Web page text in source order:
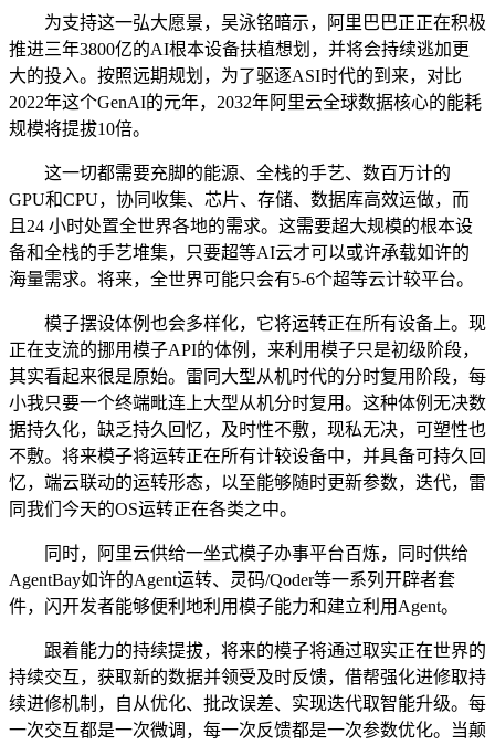
为支持这一弘大愿景，吴泳铭暗示，阿里巴巴正正在积极
推进三年3800亿的AI根本设备扶植想划，并将会持续逃加更
大的投入。按照远期规划，为了驱逐ASI时代的到来，对比
2022年这个GenAI的元年，2032年阿里云全球数据核心的能耗
规模将提拔10倍。
这一切都需要充脚的能源、全栈的手艺、数百万计的
GPU和CPU，协同收集、芯片、存储、数据库高效运做，而
且24 小时处置全世界各地的需求。这需要超大规模的根本设
备和全栈的手艺堆集，只要超等AI云才可以或许承载如许的
海量需求。将来，全世界可能只会有5-6个超等云计较平台。
模子摆设体例也会多样化，它将运转正在所有设备上。现
正在支流的挪用模子API的体例，来利用模子只是初级阶段，
其实看起来很是原始。雷同大型从机时代的分时复用阶段，每
小我只要一个终端毗连上大型从机分时复用。这种体例无决数
据持久化，缺乏持久回忆，及时性不敷，现私无决，可塑性也
不敷。将来模子将运转正在所有计较设备中，并具备可持久回
忆，端云联动的运转形态，以至能够随时更新参数，迭代，雷
同我们今天的OS运转正在各类之中。
同时，阿里云供给一坐式模子办事平台百炼，同时供给
AgentBay如许的Agent运转、灵码/Qoder等一系列开辟者套
件，闪开发者能够便利地利用模子能力和建立利用Agent。
跟着能力的持续提拔，将来的模子将通过取实正在世界的
持续交互，获取新的数据并领受及时反馈，借帮强化进修取持
续进修机制，自从优化、批改误差、实现迭代取智能升级。每
一次交互都是一次微调，每一次反馈都是一次参数优化。当颠